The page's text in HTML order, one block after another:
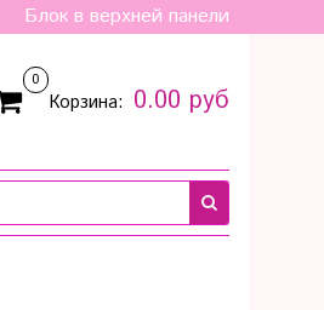
Блок в верхней панели
0
Корзина: 0.00 руб